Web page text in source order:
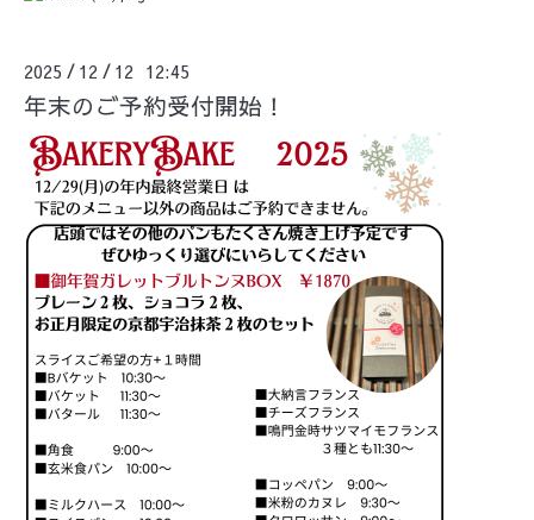
2025 / 12 / 12 12:45
年末のご予約受付開始！